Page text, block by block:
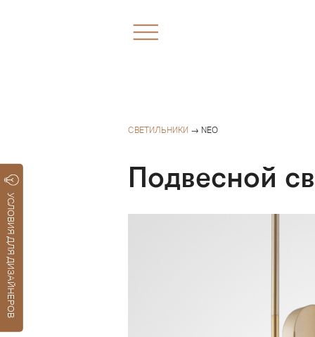
УСЛОВИЯ ДЛЯ ДИЗАЙНЕРОВ
СВЕТИЛЬНИКИ → NEO
Подвесной